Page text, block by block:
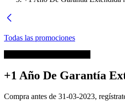
Todas las promociones
+1 Año De Garantía
Compra antes de 31-03-2023,